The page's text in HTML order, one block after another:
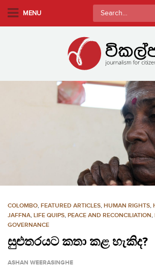
m
e
MENU
Search
for:
COLOMBO, FEATURED ARTICLES, HUMAN RIGHTS,
JAFFNA, LIFE QUIPS, PEACE AND RECONCILIATION,
GOVERNANCE
සුළුතරයට කතා කළ හැකිද?
ASHAN WEERASINGHE